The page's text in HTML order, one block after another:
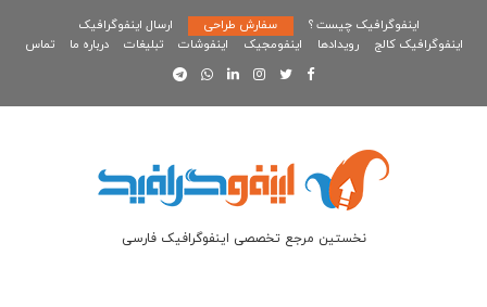
اینفوگرافیک چیست ؟ سفارش طراحی
ارسال اینفوگرافیک
اینفوگرافیک کالج
رویدادها اینفومجیک اینفوشات تبلیغات درباره ما تماس
نخستین مرجع تخصصی اینفوگرافیک فارسی